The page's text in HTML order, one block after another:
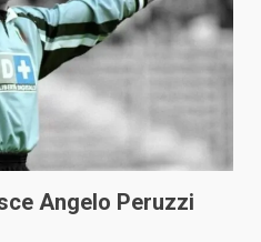
Angelo Peruzzi